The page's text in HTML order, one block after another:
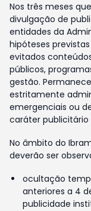
Nos três meses
divulgação de
entidades da
hipóteses
evitados
públicos,
gestão.
estritamente
emergenciais ou
caráter
No âmbito do
deverão ser
ocultação
anteriores a 4
publicidade